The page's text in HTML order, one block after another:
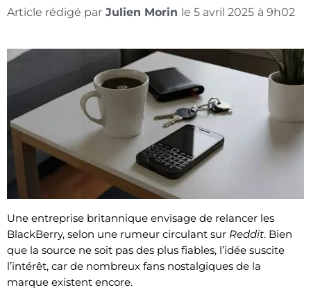
Article rédigé par Julien Morin le 5 avril 2025 à 9h02
Une entreprise britannique envisage de relancer les
BlackBerry, selon une rumeur circulant sur Reddit. Bien
que la source ne soit pas des plus fiables, l’idée suscite
l’intérêt, car de nombreux fans nostalgiques de la
marque existent encore.